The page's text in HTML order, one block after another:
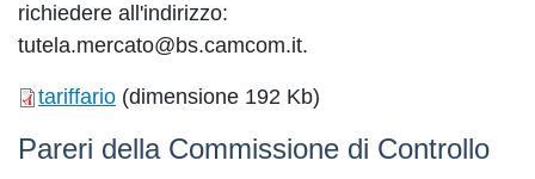
richiedere all'indirizzo:
tutela.mercato@bs.camcom.it.
tariffario (dimensione 192 Kb)
Pareri della Commissione di Controllo